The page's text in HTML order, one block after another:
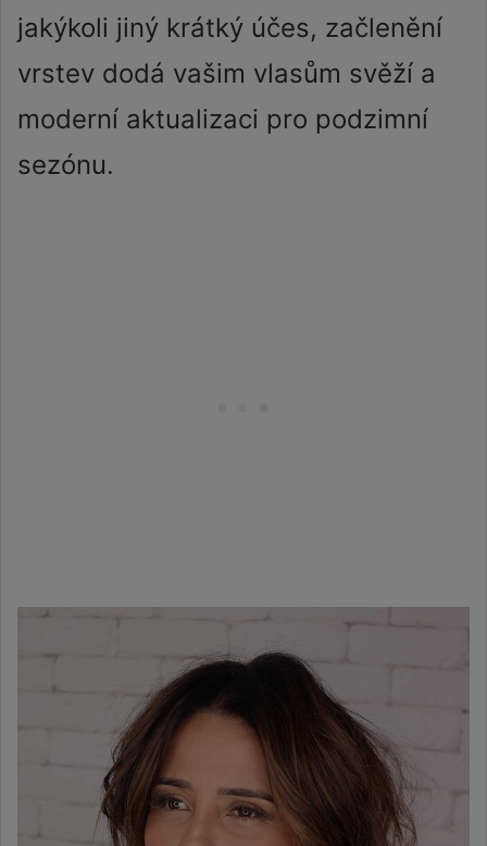
jakýkoli jiný krátký účes, začlenění
vrstev dodá vašim vlasům svěží a
moderní aktualizaci pro podzimní
sezónu.